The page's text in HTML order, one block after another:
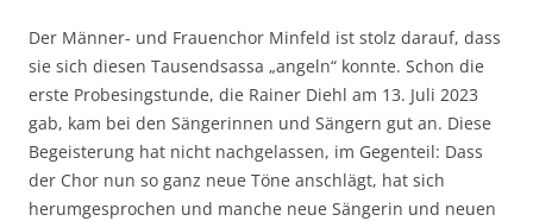
Der Männer- und Frauenchor Minfeld ist stolz darauf, dass
sie sich diesen Tausendsassa „angeln“ konnte. Schon die
erste Probesingstunde, die Rainer Diehl am 13. Juli 2023
gab, kam bei den Sängerinnen und Sängern gut an. Diese
Begeisterung hat nicht nachgelassen, im Gegenteil: Dass
der Chor nun so ganz neue Töne anschlägt, hat sich
herumgesprochen und manche neue Sängerin und neuen